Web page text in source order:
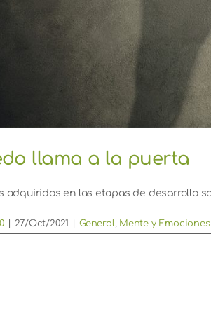
llama a la puerta
adquiridos en las etapas de desarrollo
27/Oct/2021 General, Mente y